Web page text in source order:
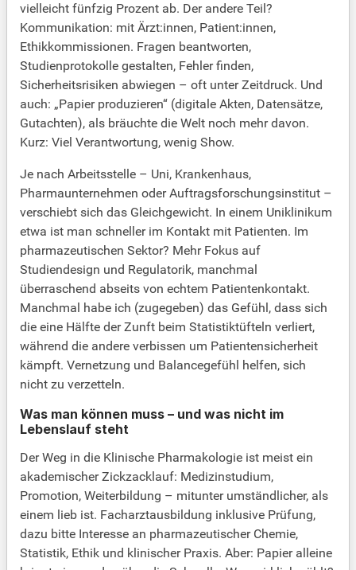
vielleicht fünfzig Prozent ab. Der andere Teil?
Kommunikation: mit Ärzt:innen, Patient:innen,
Ethikkommissionen. Fragen beantworten,
Studienprotokolle gestalten, Fehler finden,
Sicherheitsrisiken abwiegen – oft unter Zeitdruck. Und
auch: „Papier produzieren“ (digitale Akten, Datensätze,
Gutachten), als bräuchte die Welt noch mehr davon.
Kurz: Viel Verantwortung, wenig Show.
Je nach Arbeitsstelle – Uni, Krankenhaus,
Pharmaunternehmen oder Auftragsforschungsinstitut –
verschiebt sich das Gleichgewicht. In einem Uniklinikum
etwa ist man schneller im Kontakt mit Patienten. Im
pharmazeutischen Sektor? Mehr Fokus auf
Studiendesign und Regulatorik, manchmal
überraschend abseits von echtem Patientenkontakt.
Manchmal habe ich (zugegeben) das Gefühl, dass sich
die eine Hälfte der Zunft beim Statistiktüfteln verliert,
während die andere verbissen um Patientensicherheit
kämpft. Vernetzung und Balancegefühl helfen, sich
nicht zu verzetteln.
Was man können muss – und was nicht im
Lebenslauf steht
Der Weg in die Klinische Pharmakologie ist meist ein
akademischer Zickzacklauf: Medizinstudium,
Promotion, Weiterbildung – mitunter umständlicher, als
einem lieb ist. Facharztausbildung inklusive Prüfung,
dazu bitte Interesse an pharmazeutischer Chemie,
Statistik, Ethik und klinischer Praxis. Aber: Papier alleine